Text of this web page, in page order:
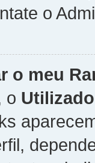
o
o meu
o